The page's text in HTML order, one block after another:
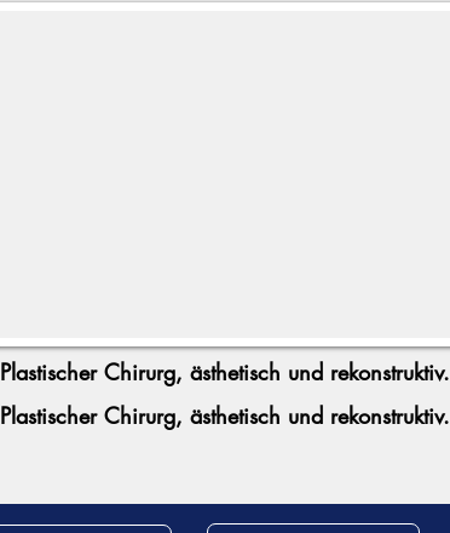
Plastischer Chirurg, ästhetisch und rekonstruktiv.
Plastischer Chirurg, ästhetisch und rekonstruktiv.